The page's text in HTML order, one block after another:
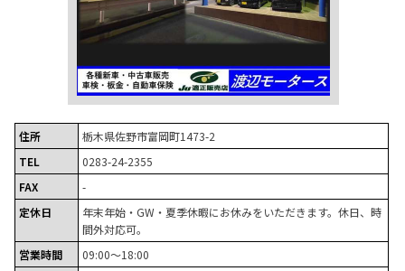
住所
栃木県佐野市富岡町1473-2
TEL
0283-24-2355
FAX
-
定休日
年末年始・GW・夏季休暇にお休みをいただきます。休日、時
間外対応可。
営業時間
09:00～18:00